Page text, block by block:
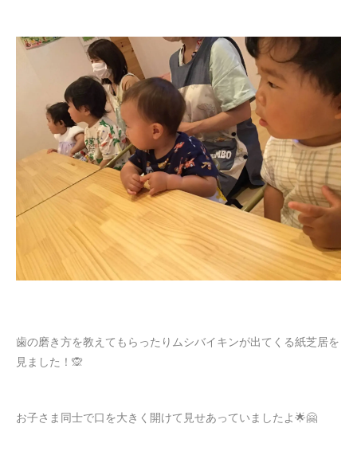
歯の磨き方を教えてもらったりムシバイキンが出てくる紙芝居を
見ました！🙊
お子さま同士で口を大きく開けて見せあっていましたよ🌟🤗